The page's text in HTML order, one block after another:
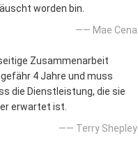
worden bin.
—— Mae Cena
Zusammenarbeit
4 Jahre und muss
die Dienstleistung, die sie
erwartet ist.
—— Terry Shepley